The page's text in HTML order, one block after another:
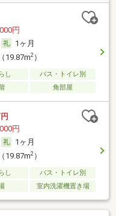
円
1ヶ月
19.87m2）
し
バス・トイレ別
角部屋
円
1ヶ月
19.87m2）
し
バス・トイレ別
室内洗濯機置き場